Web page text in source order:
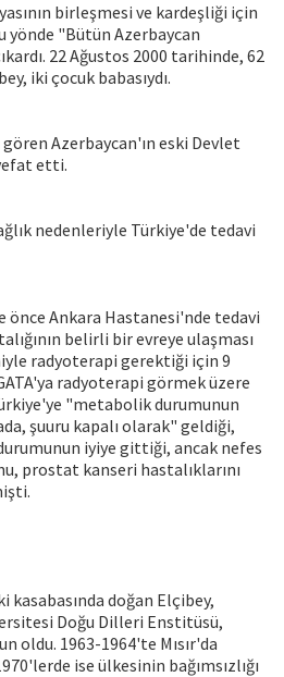
birleşmesi ve kardeşliği için
yönde "Bütün Azerbaycan
22 Ağustos 2000 tarihinde, 62
iki çocuk babasıydı.
Azerbaycan'ın eski Devlet
etti.
nedenleriyle Türkiye'de tedavi
Ankara Hastanesi'nde tedavi
belirli bir evreye ulaşması
radyoterapi gerektiği için 9
radyoterapi görmek üzere
"metabolik durumunun
şuuru kapalı olarak" geldiği,
iyiye gittiği, ancak nefes
prostat kanseri hastalıklarını
kasabasında doğan Elçibey,
Doğu Dilleri Enstitüsü,
oldu. 1963-1964'te Mısır'da
ise ülkesinin bağımsızlığı